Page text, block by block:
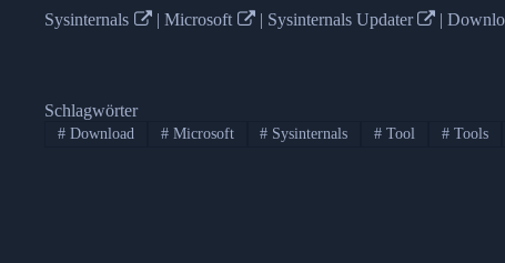
Sysinternals | Microsoft | Sysinternals Updater |
Schlagwörter
#Download #Microsoft # Sysinternals # Tool # Tools